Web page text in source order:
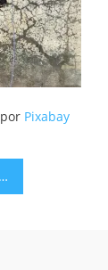
por Pixabay